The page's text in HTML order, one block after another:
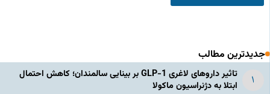
جدیدترین مطالب
تاثیر داروهای لاغری GLP-1 بر بینایی سالمندان؛ کاهش احتمال
ابتلا به دژنراسیون ماکولا